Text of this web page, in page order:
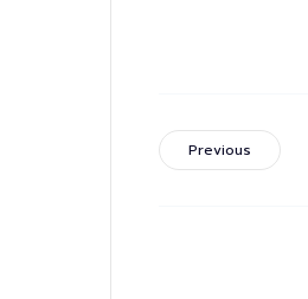
Previous